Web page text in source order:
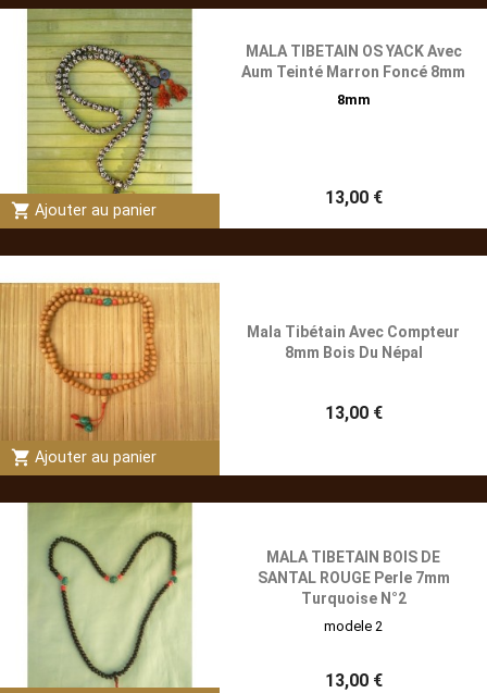
shopping_cart Ajouter au panier
MALA TIBETAIN OS YACK Avec
Aum Teinté Marron Foncé 8mm
8mm
13,00 €
shopping_cart Ajouter au panier
Mala Tibétain Avec Compteur
8mm Bois Du Népal
13,00 €
MALA TIBETAIN BOIS DE
SANTAL ROUGE Perle 7mm
Turquoise N°2
modele 2
13,00 €